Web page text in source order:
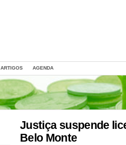
ARTIGOS AGENDA
Justiça suspende
Belo Monte